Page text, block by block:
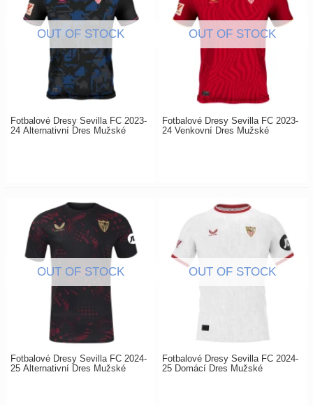
Fotbalové Dresy Sevilla FC 2023-
24 Alternativní Dres Mužské
Fotbalové Dresy Sevilla FC 2023-
24 Venkovní Dres Mužské
Fotbalové Dresy Sevilla FC 2024-
25 Alternativní Dres Mužské
Fotbalové Dresy Sevilla FC 2024-
25 Domácí Dres Mužské